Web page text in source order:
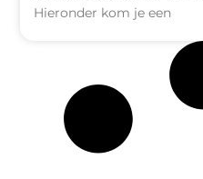
Hieronder kom je een